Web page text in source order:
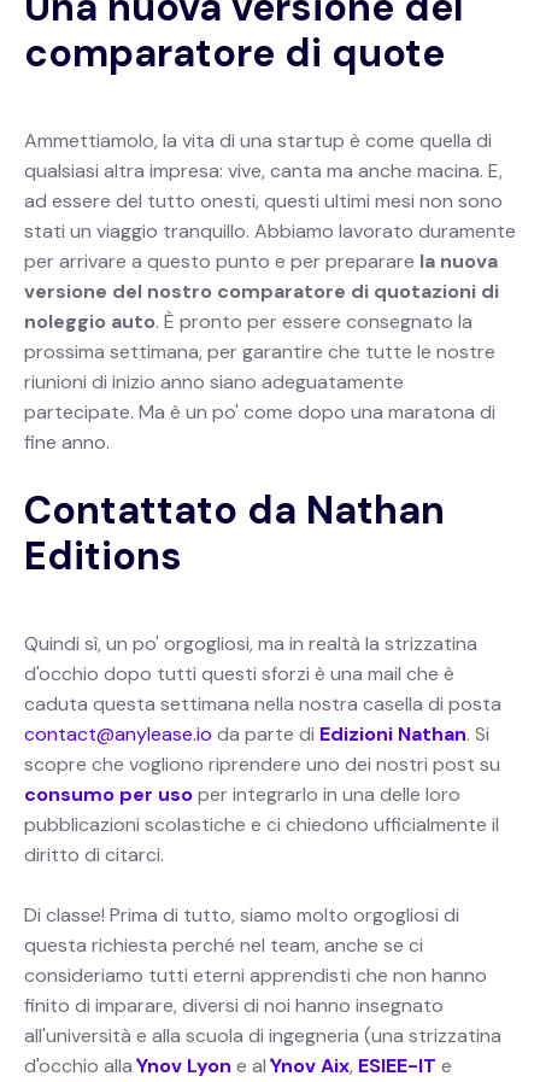
comparatore di quote
Ammettiamolo, la vita di una startup è come quella di
qualsiasi altra impresa: vive, canta ma anche macina. E,
ad essere del tutto onesti, questi ultimi mesi non sono
stati un viaggio tranquillo. Abbiamo lavorato duramente
per arrivare a questo punto e per preparare la nuova
versione del nostro comparatore di quotazioni di
noleggio auto. È pronto per essere consegnato la
prossima settimana, per garantire che tutte le nostre
riunioni di inizio anno siano adeguatamente
partecipate. Ma è un po' come dopo una maratona di
fine anno.
Contattato da Nathan
Editions
Quindi sì, un po' orgogliosi, ma in realtà la strizzatina
d'occhio dopo tutti questi sforzi è una mail che è
caduta questa settimana nella nostra casella di posta
contact@anylease.io da parte di Edizioni Nathan. Si
scopre che vogliono riprendere uno dei nostri post su
consumo per usoper integrarlo in una delle loro
pubblicazioni scolastiche e ci chiedono ufficialmente il
diritto di citarci.
Di classe! Prima di tutto, siamo molto orgogliosi di
questa richiesta perché nel team, anche se ci
consideriamo tutti eterni apprendisti che non hanno
finito di imparare, diversi di noi hanno insegnato
all'università e alla scuola di ingegneria (una strizzatina
d'occhio allaYnov Lyon e alYnov Aix, ESIEE-IT e